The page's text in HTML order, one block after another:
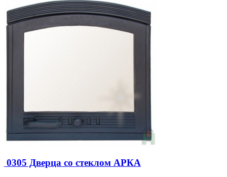
0305 Дверца со стеклом АРКА